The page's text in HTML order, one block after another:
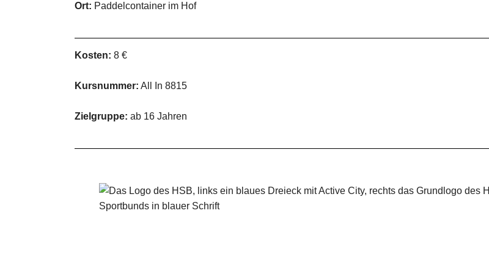
Ort: Paddelcontainer im Hof
Kosten: 8 €
Kursnummer: All In 8815
Zielgruppe: ab 16 Jahren